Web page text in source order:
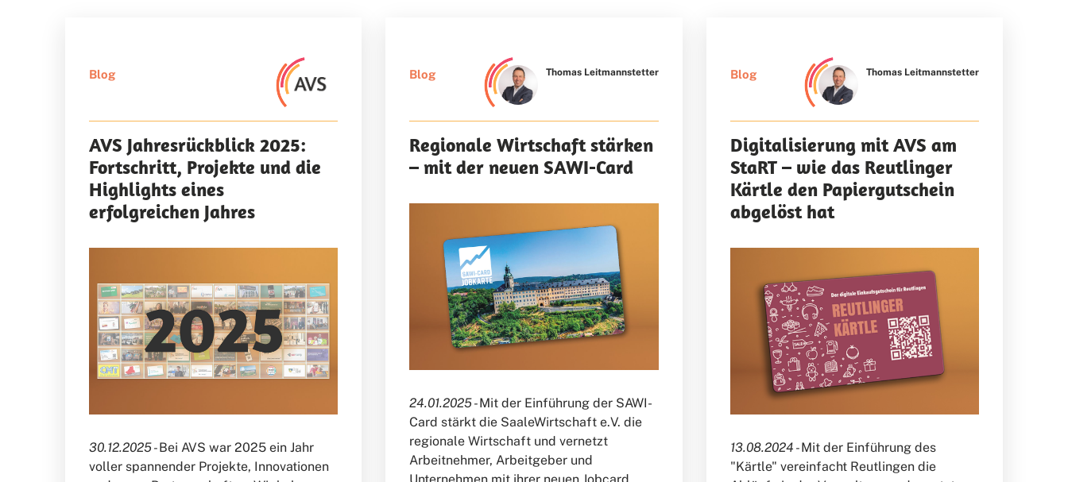
Blog
AVS Jahresrückblick 2025:
Fortschritt, Projekte und die
Highlights eines
erfolgreichen Jahres
30.12.2025 -Bei AVS war 2025 ein Jahr
voller spannender Projekte, Innovationen
Blog Thomas Leitmannstetter
Regionale Wirtschaft stärken
– mit der neuen SAWI-Card
24.01.2025 -Mit der Einführung der SAWI-
Card stärkt die SaaleWirtschaft e.V. die
regionale Wirtschaft und vernetzt
Arbeitnehmer, Arbeitgeber und
Blog Thomas Leitmannstetter
Digitalisierung mit AVS am
StaRT – wie das Reutlinger
Kärtle den Papiergutschein
abgelöst hat
13.08.2024 -Mit der Einführung des
"Kärtle" vereinfacht Reutlingen die